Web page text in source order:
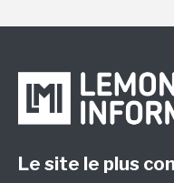
Le site le plus